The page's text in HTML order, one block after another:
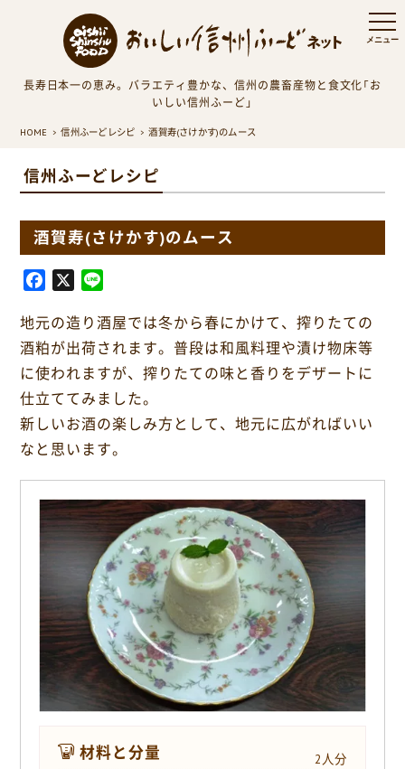
長寿日本一の恵み。バラエティ豊かな、信州の農畜産物と食文化「お
いしい信州ふーど」
HOME 信州ふーどレシピ 酒賀寿(さけかす)のムース
信州ふーどレシピ
酒賀寿(さけかす)のムース
c
e
b
o
k
X
n
e
地元の造り酒屋では冬から春にかけて、搾りたての
酒粕が出荷されます。普段は和風料理や漬け物床等
に使われますが、搾りたての味と香りをデザートに
仕立ててみました。
新しいお酒の楽しみ方として、地元に広がればいい
なと思います。
材料と分量 2人分